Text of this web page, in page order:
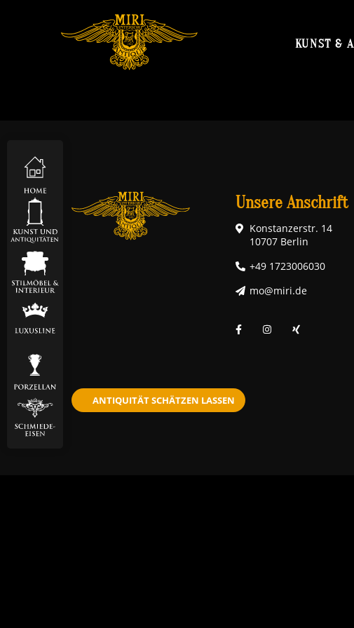
KUNST &
Unsere Anschrift
Konstanzerstr. 14
10707 Berlin
+49 1723006030
mo@miri.de
ANTIQUITÄT SCHÄTZEN LASSEN